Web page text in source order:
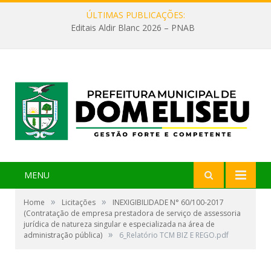
ÚLTIMAS PUBLICAÇÕES:
Editais Aldir Blanc 2026 – PNAB
MENU
Home » Licitações »
INEXIGIBILIDADE N° 60/100-2017
(Contratação de empresa prestadora de serviço de assessoria
jurídica de natureza singular e especializada na área de
administração pública) » 6_Relatório TCM BIZ E REGO.pdf